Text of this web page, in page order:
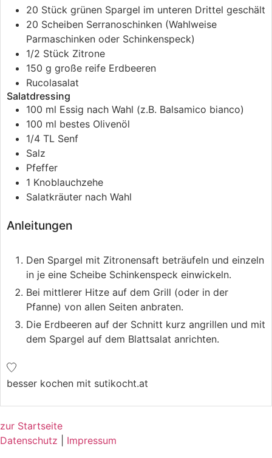
20 Stück grünen Spargel im unteren Drittel geschält
20 Scheiben Serranoschinken (Wahlweise
Parmaschinken oder Schinkenspeck)
1/2 Stück Zitrone
150 g große reife Erdbeeren
Rucolasalat
Salatdressing
100 ml Essig nach Wahl (z.B. Balsamico bianco)
100 ml bestes Olivenöl
1/4 TL Senf
Salz
Pfeffer
1 Knoblauchzehe
Salatkräuter nach Wahl
Anleitungen
Den Spargel mit Zitronensaft beträufeln und einzeln
in je eine Scheibe Schinkenspeck einwickeln.
Bei mittlerer Hitze auf dem Grill (oder in der
Pfanne) von allen Seiten anbraten.
Die Erdbeeren auf der Schnitt kurz angrillen und mit
dem Spargel auf dem Blattsalat anrichten.
besser kochen mit sutikocht.at
zur Startseite
Datenschutz
Impressum